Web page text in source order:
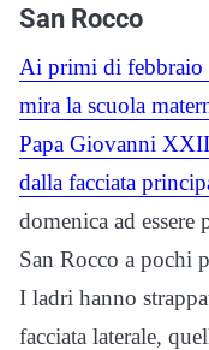
San Rocco
Ai primi di febbraio
mira la scuola
Papa Giovanni
dalla facciata
domenica ad essere
San Rocco a pochi
I ladri hanno
facciata laterale,